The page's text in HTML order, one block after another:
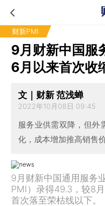
财新PMI
9月财新中国服
6月以来首次收
文｜财新 范浅蝉
2022年10月08日 09:45
服务业供需双降，但外
化，成本增加推高销售
9月财新中国通用服务
PMI）录得49.3，较8
首次落至荣枯线以下。